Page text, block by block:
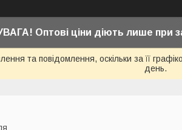
Оптові ціни діють лише при
та повідомлення, оскільки за її
день.